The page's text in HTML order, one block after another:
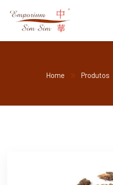
Home Produtos